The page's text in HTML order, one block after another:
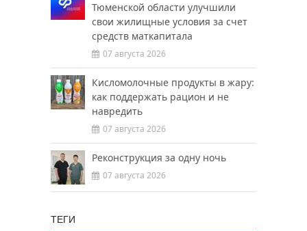
Тюменской области улучшили
свои жилищные условия за счет
средств маткапитала
07 августа 2026
Кисломолочные продукты в жару:
как поддержать рацион и не
навредить
07 августа 2026
Реконструкция за одну ночь
07 августа 2026
ТЕГИ